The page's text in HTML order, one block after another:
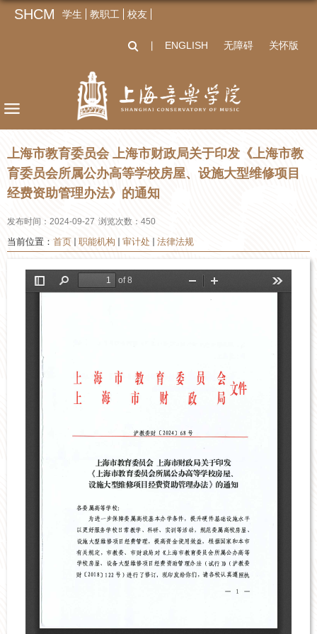
SHCM 学生 教职工 校友
ENGLISH 无障碍 关怀版
上海市教育委员会 上海市财政局关于印发《上海市教
育委员会所属公办高等学校房屋、设施大型维修项目
经费资助管理办法》的通知
发布时间：2024-09-27 浏览次数： 450
当前位置： 首页 职能机构 审计处 法律法规